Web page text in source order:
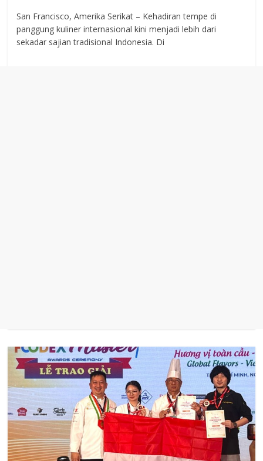
San Francisco, Amerika Serikat – Kehadiran tempe di
panggung kuliner internasional kini menjadi lebih dari
sekadar sajian tradisional Indonesia. Di